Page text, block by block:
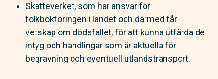
Skatteverket, som har ansvar för
folkbokföringen i landet och därmed får
vetskap om dödsfallet, för att kunna utfärda de
intyg och handlingar som är aktuella för
begravning och eventuell utlandstransport.